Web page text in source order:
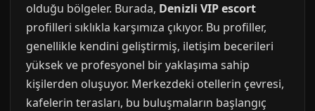
olduğu bölgeler. Burada, Denizli VIP escort
profilleri sıklıkla karşımıza çıkıyor. Bu profiller,
genellikle kendini geliştirmiş, iletişim becerileri
yüksek ve profesyonel bir yaklaşıma sahip
kişilerden oluşuyor. Merkezdeki otellerin çevresi,
kafelerin terasları, bu buluşmaların başlangıç